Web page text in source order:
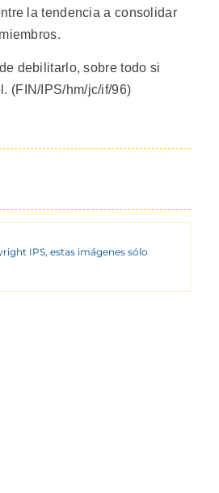
la tendencia a consolidar
debilitarlo, sobre todo si
(FIN/IPS/hm/jc/if/96)
IPS, estas imágenes sólo